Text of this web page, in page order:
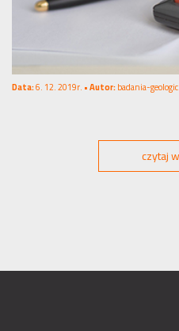
Data:6. 12. 2019r. •Autor:badania-
czytaj